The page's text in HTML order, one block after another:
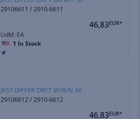
29106611 / 2910-6611
46,83EUR*
UdM: EA
1 In Stock
JRSY DIFFER DRFT W/R/N 3X
29106612 / 2910-6612
46,83EUR*